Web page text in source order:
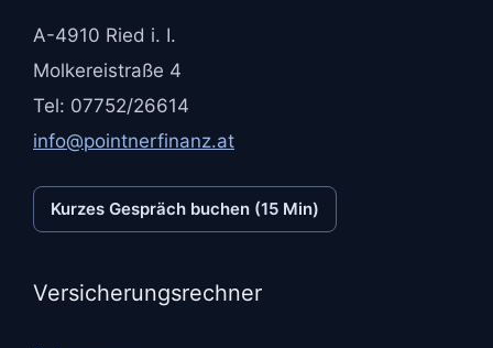
A-4910 Ried i. I.
Molkereistraße 4
Tel: 07752/26614
info@pointnerfinanz.at
Kurzes Gespräch buchen (15 Min)
Versicherungsrechner